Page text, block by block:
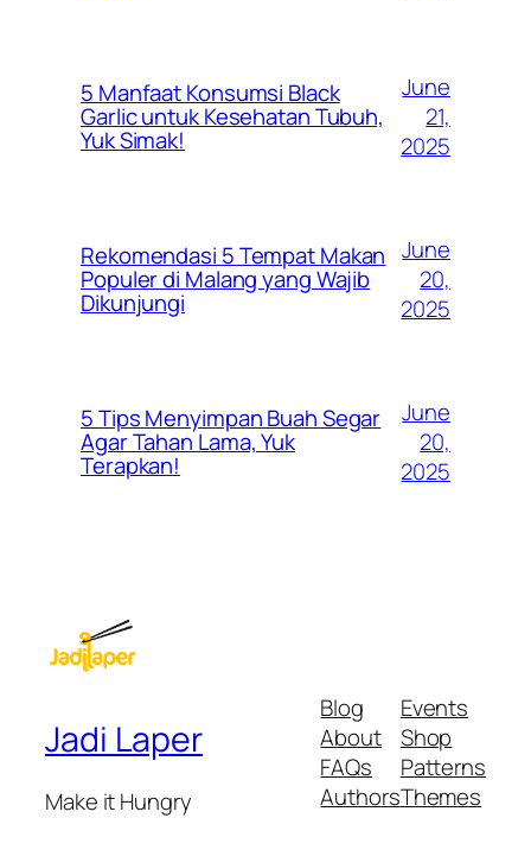
5 Manfaat Konsumsi Black
Garlic untuk Kesehatan Tubuh,
Yuk Simak!
June
21,
2025
Rekomendasi 5 Tempat Makan
Populer di Malang yang Wajib
Dikunjungi
June
20,
2025
5 Tips Menyimpan Buah Segar
Agar Tahan Lama, Yuk
Terapkan!
June
20,
2025
Jadi Laper
Make it Hungry
Blog
About
FAQs
Authors
Events
Shop
Patterns
Themes